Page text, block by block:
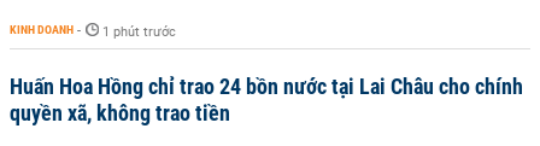
KINH DOANH - 1 phút trước
Huấn Hoa Hồng chỉ trao 24 bồn nước tại Lai Châu cho chính
quyền xã, không trao tiền